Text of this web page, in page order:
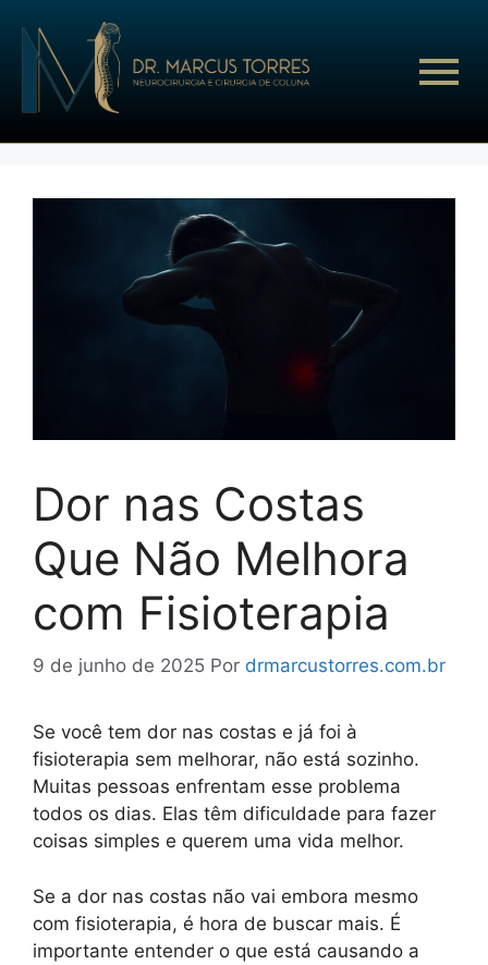
Dor nas Costas
Que Não Melhora
com Fisioterapia
9 de junho de 2025 Por drmarcustorres.com.br
Se você tem dor nas costas e já foi à
fisioterapia sem melhorar, não está sozinho.
Muitas pessoas enfrentam esse problema
todos os dias. Elas têm dificuldade para fazer
coisas simples e querem uma vida melhor.
Se a dor nas costas não vai embora mesmo
com fisioterapia, é hora de buscar mais. É
importante entender o que está causando a